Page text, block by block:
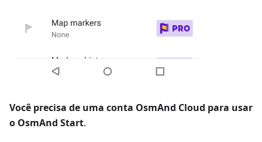
Você precisa de uma conta OsmAnd Cloud para usar
o OsmAnd Start.